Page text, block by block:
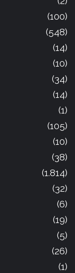
(100)
(548)
(14)
(10)
(34)
(14)
(1)
(105)
(10)
(38)
(1.814)
(32)
(6)
(19)
(5)
(26)
(1)